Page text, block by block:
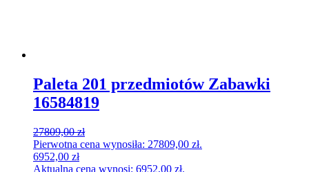
Paleta 201 przedmiotów Zabawki
16584819
27809,00zł
Pierwotna cena wynosiła: 27809,00 zł.
6952,00 zł
Aktualna cena wynosi: 6952,00 zł.